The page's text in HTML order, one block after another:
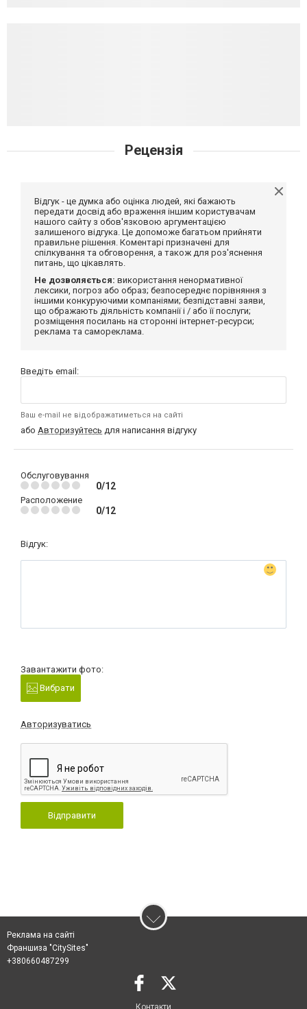
Рецензія
Відгук - це думка або оцінка людей, які бажають
передати досвід або враження іншим користувачам
нашого сайту з обов'язковою аргументацією
залишеного відгука. Це допоможе багатьом прийняти
правильне рішення. Коментарі призначені для
спілкування та обговорення, а також для роз'яснення
питань, що цікавлять.
Не дозволяється: використання ненормативної
лексики, погроз або образ; безпосереднє порівняння з
іншими конкуруючими компаніями; безпідставні заяви,
що ображають діяльність компанії і / або її послуги;
розміщення посилань на сторонні інтернет-ресурси;
реклама та самореклама.
Введіть email:
Ваш e-mail не відображатиметься на сайті
або Авторизуйтесь для написання відгуку
Обслуговування
0/12
Расположение
0/12
Відгук:
Завантажити фото:
Вибрати
Авторизуватись
Відправити
Реклама на сайті
Франшиза "CitySites"
+380660487299